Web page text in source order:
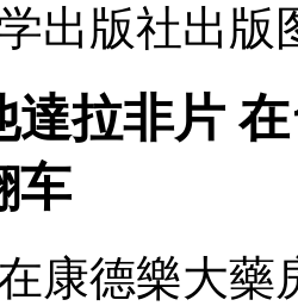
出版社出版
達拉非片
车
康德樂大藥